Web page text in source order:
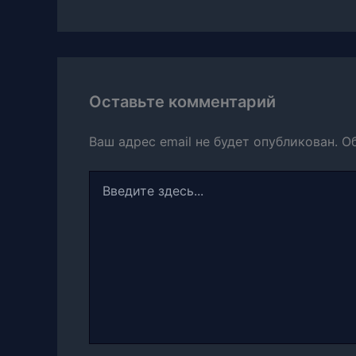
Оставьте комментарий
Ваш адрес email не будет опубликован.
здесь...